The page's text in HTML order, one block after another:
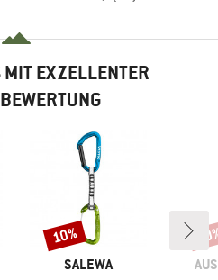
MIT EXZELLENTER
MARKE
SALEWA
Rabatt
10%